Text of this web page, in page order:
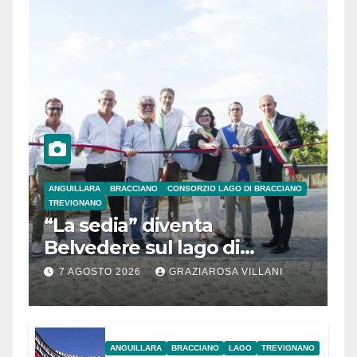
ANGUILLARA BRACCIANO
CONSORZIO LAGO DI BRACCIANO
TREVIGNANO
“La sedia” diventa
Belvedere sul lago di
Bracciano: ieri
l’inaugurazione
7 AGOSTO 2026 GRAZIAROSA VILLANI
ANGUILLARA BRACCIANO LAGO TREVIGNANO